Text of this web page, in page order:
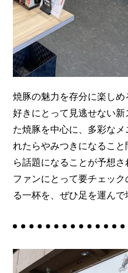
焼豚の魅力を存分に楽し
好きにとって見逃せない
た焼豚を中心に、多彩な
れたらやみつきになるこ
ら話題になることが予想
ファンにとって要チェッ
る一杯を、ぜひ足を運んで